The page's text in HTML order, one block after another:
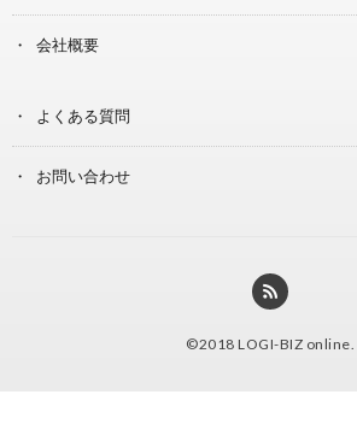
会社概要
よくある質問
お問い合わせ
©2018 LOGI-BIZ online